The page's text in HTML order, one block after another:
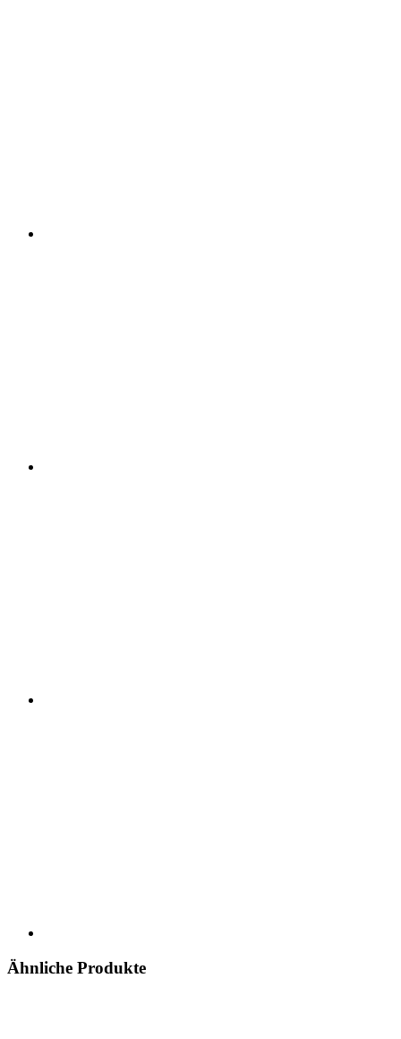
Ähnliche Produkte